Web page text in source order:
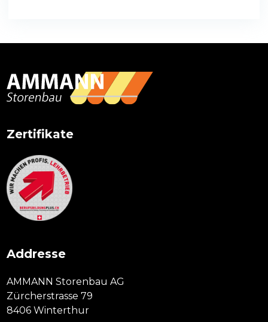
Zertifikate
Addresse
AMMANN Storenbau AG
Zürcherstrasse 79
8406 Winterthur